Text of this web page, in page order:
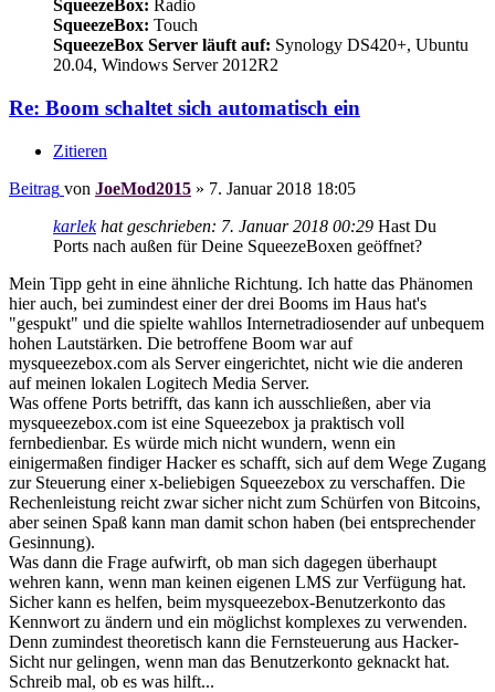
SqueezeBox: Radio
SqueezeBox: Touch
SqueezeBox Server läuft auf: Synology DS420+, Ubuntu
20.04, Windows Server 2012R2
Re: Boom schaltet sich automatisch ein
Zitieren
Beitrag von JoeMod2015 » 7. Januar 2018 18:05
karlekhat geschrieben: 7. Januar 2018 00:29 Hast Du
Ports nach außen für Deine SqueezeBoxen geöffnet?
Mein Tipp geht in eine ähnliche Richtung. Ich hatte das Phänomen
hier auch, bei zumindest einer der drei Booms im Haus hat's
"gespukt" und die spielte wahllos Internetradiosender auf unbequem
hohen Lautstärken. Die betroffene Boom war auf
mysqueezebox.com als Server eingerichtet, nicht wie die anderen
auf meinen lokalen Logitech Media Server.
Was offene Ports betrifft, das kann ich ausschließen, aber via
mysqueezebox.com ist eine Squeezebox ja praktisch voll
fernbedienbar. Es würde mich nicht wundern, wenn ein
einigermaßen findiger Hacker es schafft, sich auf dem Wege Zugang
zur Steuerung einer x-beliebigen Squeezebox zu verschaffen. Die
Rechenleistung reicht zwar sicher nicht zum Schürfen von Bitcoins,
aber seinen Spaß kann man damit schon haben (bei entsprechender
Gesinnung).
Was dann die Frage aufwirft, ob man sich dagegen überhaupt
wehren kann, wenn man keinen eigenen LMS zur Verfügung hat.
Sicher kann es helfen, beim mysqueezebox-Benutzerkonto das
Kennwort zu ändern und ein möglichst komplexes zu verwenden.
Denn zumindest theoretisch kann die Fernsteuerung aus Hacker-
Sicht nur gelingen, wenn man das Benutzerkonto geknackt hat.
Schreib mal, ob es was hilft...